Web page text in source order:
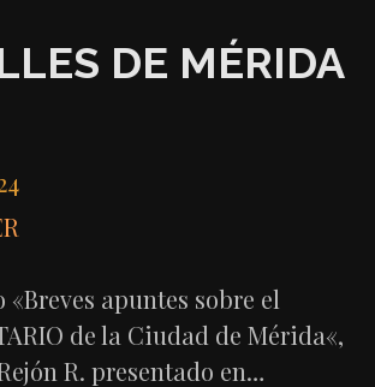
DE MÉRIDA
«Breves apuntes sobre el
de la Ciudad de Mérida«,
R. presentado en…